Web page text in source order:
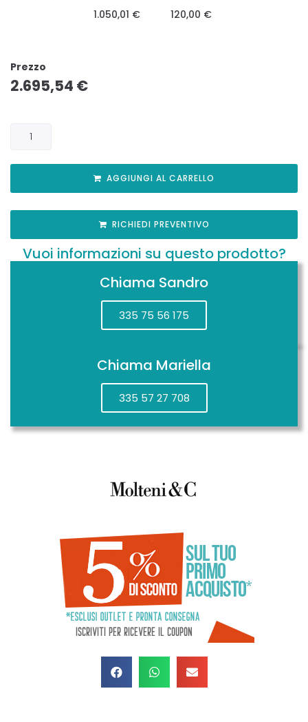
1.050,01 €
120,00 €
Prezzo
2.695,54 €
AGGIUNGI AL CARRELLO
RICHIEDI PREVENTIVO
Vuoi informazioni su questo prodotto?
Chiama Sandro
335 75 56 175
Chiama Mariella
335 57 27 708